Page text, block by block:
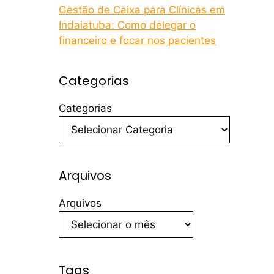
Gestão de Caixa para Clínicas em
Indaiatuba: Como delegar o
financeiro e focar nos pacientes
Categorias
Categorias
Arquivos
Arquivos
Tags